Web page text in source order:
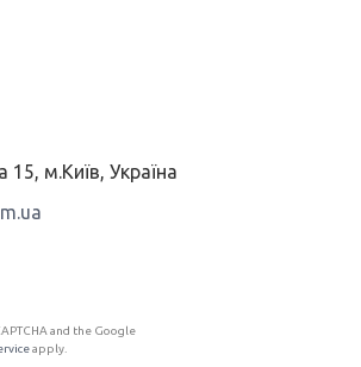
м.Київ, Україна
and the Google
apply.